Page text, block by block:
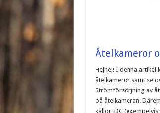
Åtelkameror
Hejhej! I denna artikel
åtelkameror samt se
Strömförsörjning av
på åtelkameran.
källor, DC (exempelvis